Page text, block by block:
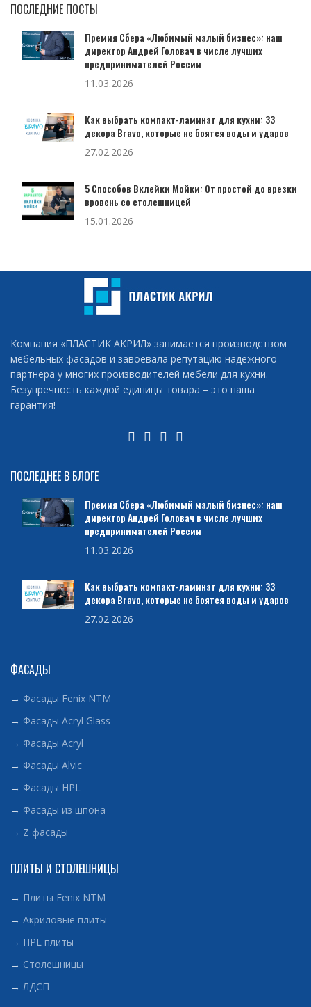
ПОСЛЕДНИЕ ПОСТЫ
Премия Сбера «Любимый малый бизнес»: наш
директор Андрей Головач в числе лучших
предпринимателей России
11.03.2026
Как выбрать компакт-ламинат для кухни: 33
декора Bravo, которые не боятся воды и ударов
27.02.2026
5 Способов Вклейки Мойки: От простой до врезки
вровень со столешницей
15.01.2026
Компания «ПЛАСТИК АКРИЛ» занимается производством
мебельных фасадов и завоевала репутацию надежного
партнера у многих производителей мебели для кухни.
Безупречность каждой единицы товара – это наша
гарантия!
ПОСЛЕДНЕЕ В БЛОГЕ
Премия Сбера «Любимый малый бизнес»: наш
директор Андрей Головач в числе лучших
предпринимателей России
11.03.2026
Как выбрать компакт-ламинат для кухни: 33
декора Bravo, которые не боятся воды и ударов
27.02.2026
ФАСАДЫ
→ Фасады Fenix NTM
→ Фасады Acryl Glass
→ Фасады Acryl
→ Фасады Alvic
→ Фасады HPL
→ Фасады из шпона
→ Z фасады
ПЛИТЫ И СТОЛЕШНИЦЫ
→ Плиты Fenix NTM
→ Акриловые плиты
→ HPL плиты
→ Столешницы
→ЛДСП